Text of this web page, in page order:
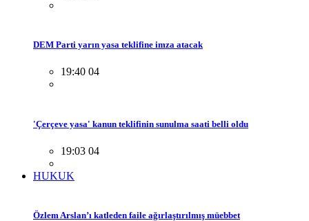
DEM Parti yarın yasa teklifine imza atacak
19:40 04
'Çerçeve yasa' kanun teklifinin sunulma saati belli oldu
19:03 04
HUKUK
Özlem Arslan’ı katleden faile ağırlaştırılmış müebbet